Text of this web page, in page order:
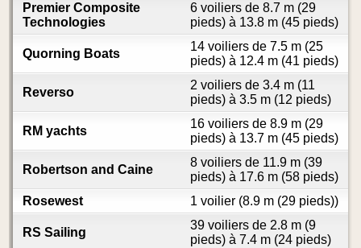
Premier Composite
Technologies
6 voiliers de 8.7 m (29
pieds) à 13.8 m (45 pieds)
Quorning Boats
14 voiliers de 7.5 m (25
pieds) à 12.4 m (41 pieds)
Reverso
2 voiliers de 3.4 m (11
pieds) à 3.5 m (12 pieds)
RM yachts
16 voiliers de 8.9 m (29
pieds) à 13.7 m (45 pieds)
Robertson and Caine
8 voiliers de 11.9 m (39
pieds) à 17.6 m (58 pieds)
Rosewest
1 voilier (8.9 m (29 pieds))
RS Sailing
39 voiliers de 2.8 m (9
pieds) à 7.4 m (24 pieds)